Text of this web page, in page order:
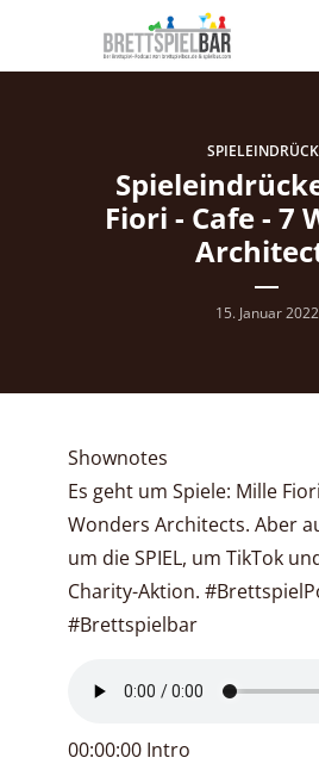
Fiori - Cafe - 7
15. Januar 2022
Shownotes
Es geht um Spiele: Mille
Wonders Architects. Aber
um die SPIEL, um TikTok
Charity-Aktion.
#Brettspielbar
00:00:00 Intro